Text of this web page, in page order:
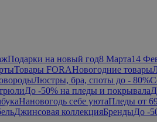
Подарки на новый год8 Марта14
Товары FORAНовогодние товары
Люстры, бра, споты до - 80%
До -50% на пледы и покрывала
Нановогодь себе уютаПледы от
Джинсовая коллекцияБрендыДо -